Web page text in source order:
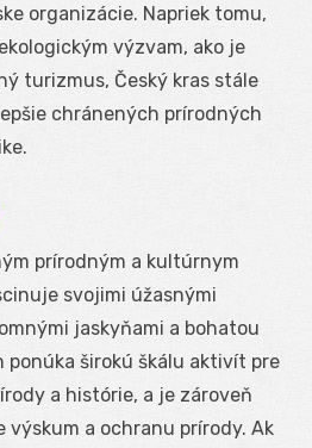
organizácie. Napriek tomu,
výzvam, ako je
turizmus, Český kras stále
chránených prírodných
prírodným a kultúrnym
svojimi úžasnými
jaskyňami a bohatou
ponúka širokú škálu aktivít pre
a histórie, a je zároveň
výskum a ochranu prírody. Ak